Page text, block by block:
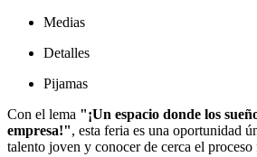
Medias
Detalles
Pijamas
Con el lema "¡Un espacio donde los
empresa!", esta feria es una oportunidad
talento joven y conocer de cerca el